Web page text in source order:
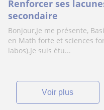
Renforcer ses
secondaire
Bonjour,Je me présente,
en Math forte et sciences
labos).Je suis étu...
voir plus